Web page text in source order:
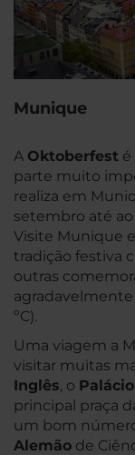
Munique
A Oktoberfest
parte muito
realiza em
setembro até
Visite Munique
tradição festiva
outras
ºC).
Uma viagem a
visitar muitas
Inglês, o
principal praça
um bom
Alemão de